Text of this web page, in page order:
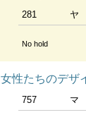
281 ヤ
No hold
女性たちのデザイン
757 マ